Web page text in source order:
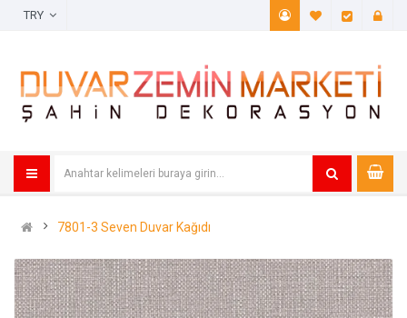
A. Listem
7801-3 Seven Duvar Kağıdı